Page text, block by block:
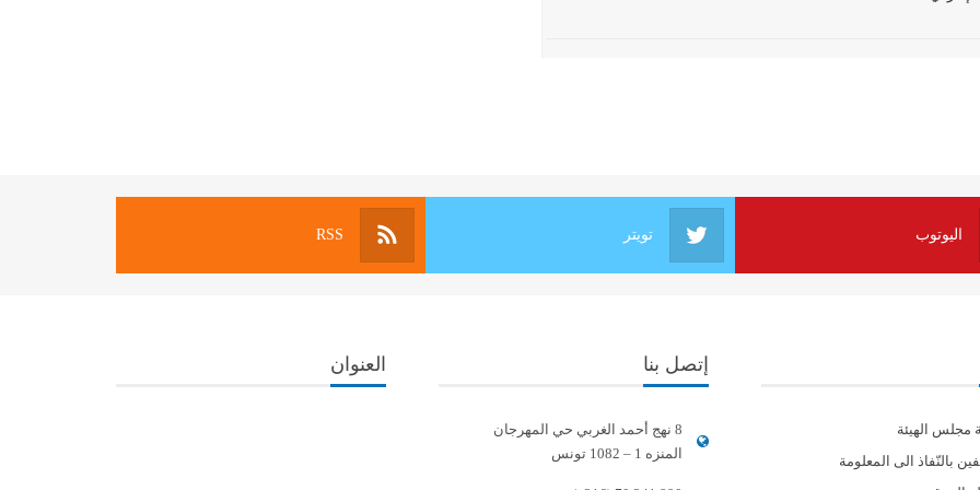
اليوتوب تويتر RSS
مجلس الهيئة
بالنّفاذ الى المعلومة
إتصل بنا
8 نهج أحمد الغربي حي المهرجان
المنزه 1 – 1082 تونس
العنوان